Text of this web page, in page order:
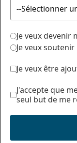
Je veux devenir
Je veux
Je veux être
J'accepte que
seul but de me